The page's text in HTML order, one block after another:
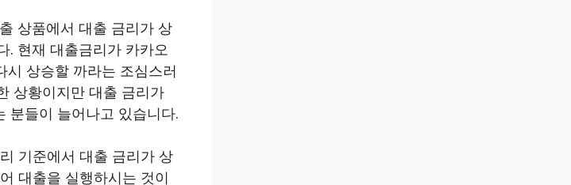
상품에서 대출 금리가 상
. 현재 대출금리가 카카오
상승할 까라는 조심스러
상황이지만 대출 금리가
분들이 늘어나고 있습니다.
기준에서 대출 금리가 상
대출을 실행하시는 것이